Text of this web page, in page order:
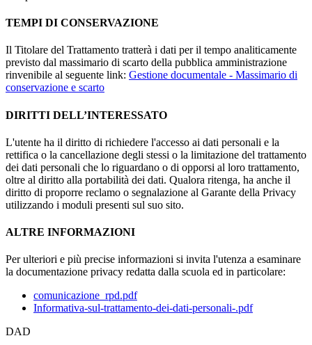
TEMPI DI CONSERVAZIONE
Il Titolare del Trattamento tratterà i dati per il tempo analiticamente
previsto dal massimario di scarto della pubblica amministrazione
rinvenibile al seguente link: Gestione documentale - Massimario di
conservazione e scarto
DIRITTI DELL’INTERESSATO
L'utente ha il diritto di richiedere l'accesso ai dati personali e la
rettifica o la cancellazione degli stessi o la limitazione del trattamento
dei dati personali che lo riguardano o di opporsi al loro trattamento,
oltre al diritto alla portabilità dei dati. Qualora ritenga, ha anche il
diritto di proporre reclamo o segnalazione al Garante della Privacy
utilizzando i moduli presenti sul suo sito.
ALTRE INFORMAZIONI
Per ulteriori e più precise informazioni si invita l'utenza a esaminare
la documentazione privacy redatta dalla scuola ed in particolare:
comunicazione_rpd.pdf
Informativa-sul-trattamento-dei-dati-personali-.pdf
DAD